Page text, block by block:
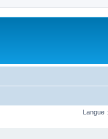
Langue :